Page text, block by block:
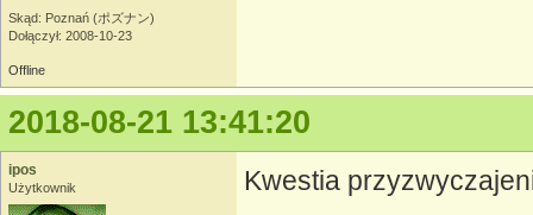
Skąd: Poznań (ポズナン)
Dołączył: 2008-10-23
Offline
2018-08-21 13:41:20
ipos
Użytkownik Kwestia